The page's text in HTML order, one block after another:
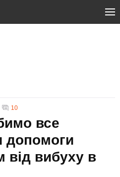
10
все
допомоги
від вибуху в